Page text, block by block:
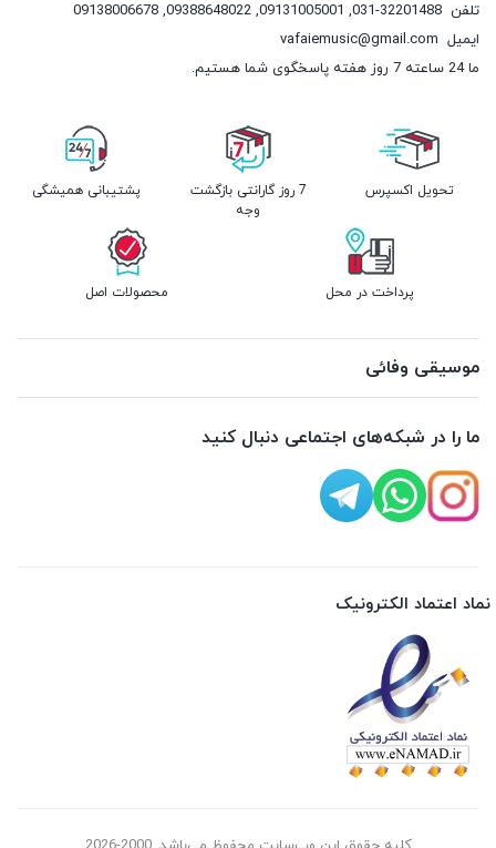
تلفن 031-32201488
,
09131005001
,
09388648022
,
09138006678
ایمیل vafaiemusic@gmail.com
ما 24 ساعته 7 روز هفته پاسخگوی شما هستیم.
تحویل اکسپرس
7 روز گارانتی بازگشت
وجه
پشتیبانی همیشگی
پرداخت در محل محصولات اصل
موسیقی وفائی
ما را در شبکه‌های اجتماعی دنبال کنید
نماد اعتماد الکترونیک